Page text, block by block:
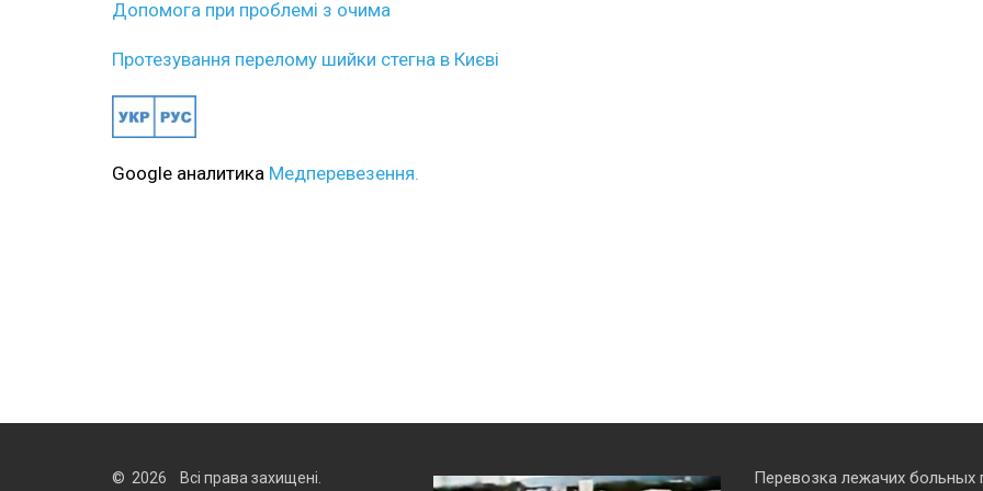
Допомога при проблемі з очима
Протезування перелому шийки стегна в Києві
Google аналитика Медперевезення.
© 2026 Всі права захищені. Перевозка лежачих больных